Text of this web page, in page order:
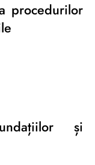
procedurilor
și